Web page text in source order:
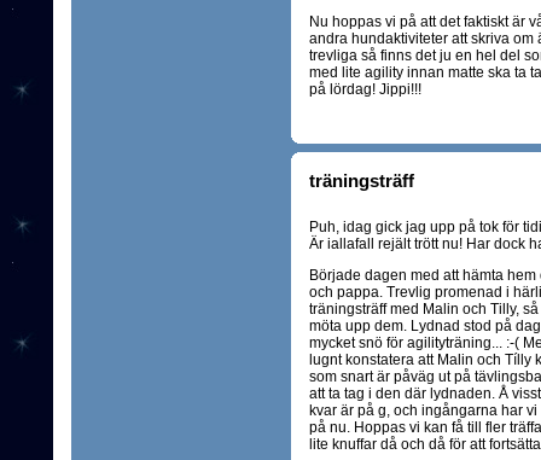
Nu hoppas vi på att det faktiskt är
andra hundaktiviteter att skriva om
trevliga så finns det ju en hel del
med lite agility innan matte ska ta
på lördag! Jippi!!!
träningsträff
Puh, idag gick jag upp på tok för
Är iallafall rejält trött nu! Har dock
Började dagen med att hämta
och pappa. Trevlig promenad i
träningsträff med Malin och Tilly,
möta upp dem. Lydnad stod på
mycket snö för agilityträning... :-(
lugnt konstatera att Malin och
som snart är påväg ut på
att ta tag i den där lydnaden. Å
kvar är på g, och ingångarna har
på nu. Hoppas vi kan få till fler
lite knuffar då och då för att